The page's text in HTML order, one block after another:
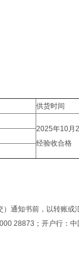
供货时间
2025年10月
经验收合格
通知书前，以转账或
28873；开户行：